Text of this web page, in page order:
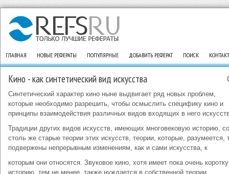
ГЛАВНАЯ НОВЫЕ РЕФЕРАТЫ ПОПУЛЯРНЫЕ ДОБАВИТЬ РЕФЕРАТ ПОИСК
Кино - как синтетический вид искусства
Синтетический характер кино ныне выдвигает ряд новых проблем,
которые необходимо разрешить, чтобы осмыслить специфику кино и
принципы взаимодействия различных видов входящих в него
Традиции других видов искусств, имеющих многовековую историю,
столь же старые теории этих искусств, теории, которые, разумеется,
подвержены непрерывным изменениям, как и сами искусства, к
которым они относятся. Звуковое кино, хотя имеет пока очень
историю, тем не менее, также нуждается в собственной теории.